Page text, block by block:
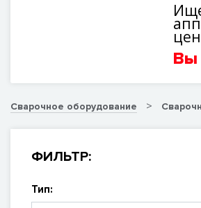
Вы
Сварочное оборудование
ФИЛЬТР:
Тип: